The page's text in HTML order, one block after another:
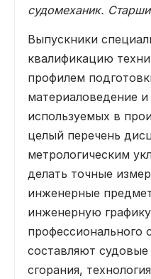
судомеханик.
Выпускники
квалификацию
профилем
материаловедение
используемых в
целый перечень
метрологическим
делать точные
инженерные
инженерную
профессионального
составляют судовые
сгорания,